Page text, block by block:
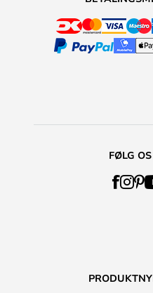
FØLG